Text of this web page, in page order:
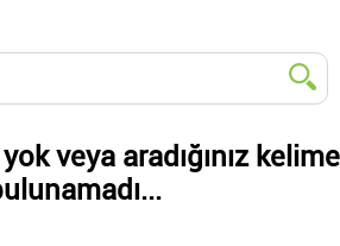
veya aradığınız kelime